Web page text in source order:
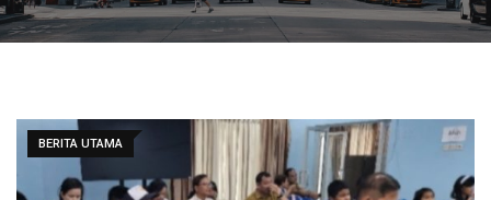
BERITA UTAMA